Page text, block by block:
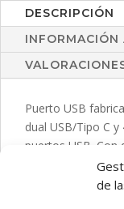
de
DESCRIPCIÓN
INFORMACIÓN
Puerto USB
dual USB/Tipo C
puertos USB. Con
reciclado es un
infinitas, sin